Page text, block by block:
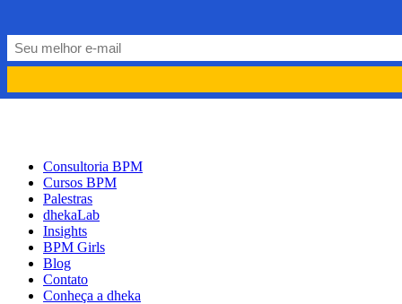
PORTUGUÊS
ENGLISH EN
Consultoria BPM
Cursos BPM
Palestras
dhekaLab
Insights
BPM Girls
Blog
Contato
Conheça a dheka